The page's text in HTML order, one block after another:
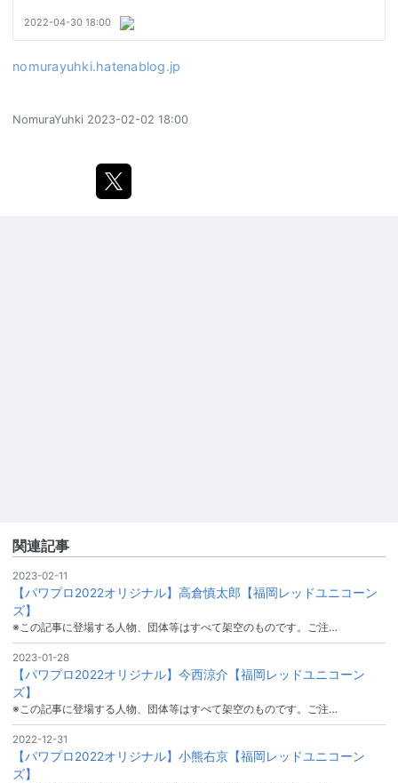
nomurayuhki.hatenablog.jp
NomuraYuhki 2023-02-02 18:00
関連記事
2023-02-11
【パワプロ2022オリジナル】高倉慎太郎【福岡レッドユニコーン
ズ】
※この記事に登場する人物、団体等はすべて架空のものです。ご注…
2023-01-28
【パワプロ2022オリジナル】今西涼介【福岡レッドユニコーン
ズ】
※この記事に登場する人物、団体等はすべて架空のものです。ご注…
2022-12-31
【パワプロ2022オリジナル】小熊右京【福岡レッドユニコーン
ズ】